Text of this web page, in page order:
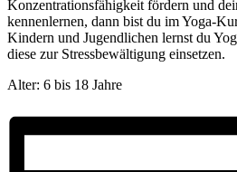
Konzentrationsfähigkeit fördern und
kennenlernen, dann bist du im Yoga-
Kindern und Jugendlichen lernst du
diese zur Stressbewältigung einsetzen.
Alter: 6 bis 18 Jahre